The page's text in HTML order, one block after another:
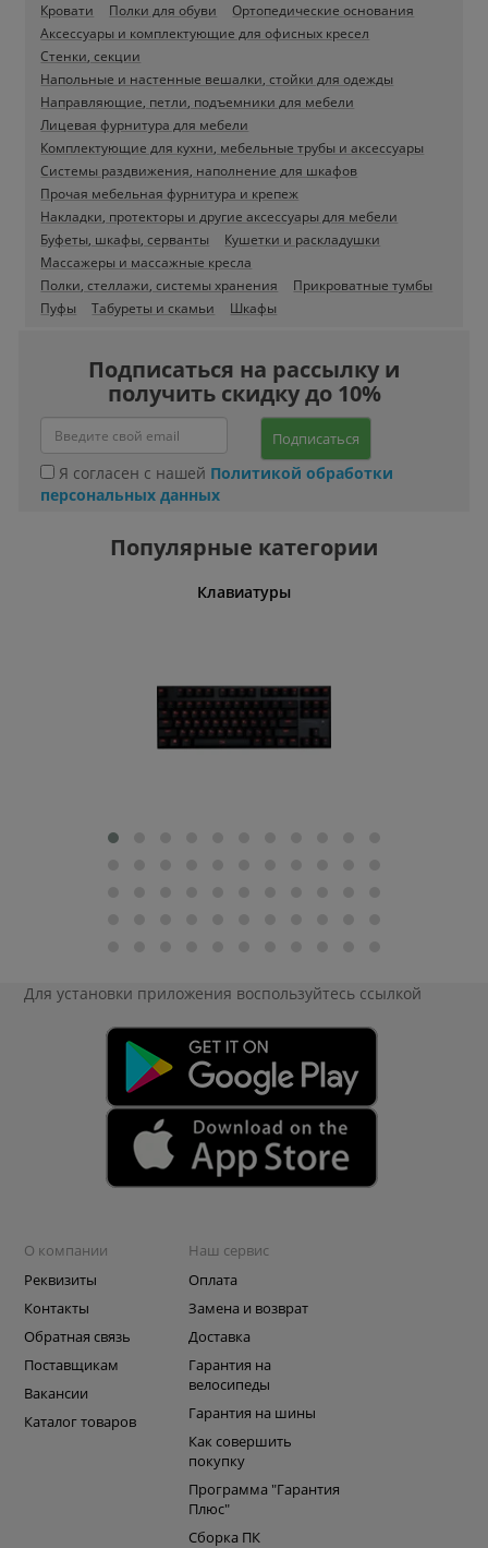
Кровати Полки для обуви
Ортопедические основания
Аксессуары и комплектующие для офисных кресел
Стенки, секции
Напольные и настенные вешалки, стойки для одежды
Направляющие, петли, подъемники для мебели
Лицевая фурнитура для мебели
Комплектующие для кухни, мебельные трубы и аксессуары
Системы раздвижения, наполнение для шкафов
Прочая мебельная фурнитура и крепеж
Накладки, протекторы и другие аксессуары для мебели
Буфеты, шкафы, серванты
Кушетки и раскладушки
Массажеры и массажные кресла
Полки, стеллажи, системы хранения
Прикроватные тумбы
Пуфы
Табуреты и скамьи Шкафы
Подписаться на рассылку и
получить скидку до 10%
Подписаться
Я согласен с нашей Политикой обработки
персональных данных
Популярные категории
Клавиатуры
Для установки приложения воспользуйтесь ссылкой
О компании
Реквизиты
Контакты
Обратная связь
Поставщикам
Вакансии
Каталог товаров
Наш сервис
Оплата
Замена и возврат
Доставка
Гарантия на
велосипеды
Гарантия на шины
Как совершить
покупку
Программа "Гарантия
Плюс"
Сборка ПК